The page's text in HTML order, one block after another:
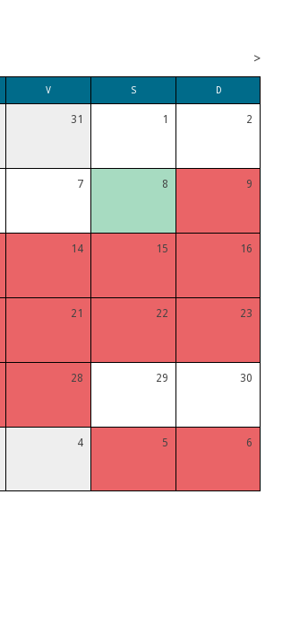
>
V S D
31 1 2
7 8 9
14 15 16
21 22 23
28 29 30
4 5 6